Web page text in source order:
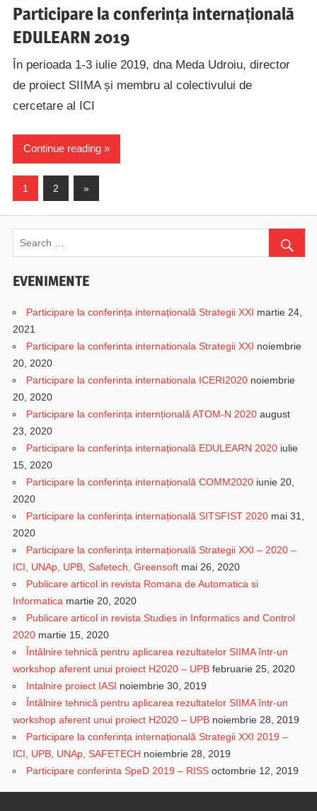
Participare la conferința internațională
EDULEARN 2019
În perioada 1-3 iulie 2019, dna Meda Udroiu, director
de proiect SIIMA și membru al colectivului de
cercetare al ICI
Continue reading
Navigare
în
articole
1 2
Next
»
EVENIMENTE
Participare la conferința internațională Strategii XXI martie 24,
2021
Participare la conferinta internationala Strategii XXI noiembrie
20, 2020
Participare la conferinta internationala ICERI2020 noiembrie
20, 2020
Participare la conferința internțională ATOM-N 2020 august
23, 2020
Participare la conferința internațională EDULEARN 2020 iulie
15, 2020
Participare la conferința internațională COMM2020 iunie 20,
2020
Participare la conferința internațională SITSFIST 2020 mai 31,
2020
Participare la conferința internațională Strategii XXI – 2020 –
ICI, UNAp, UPB, Safetech, Greensoft mai 26, 2020
Publicare articol in revista Romana de Automatica si
Informatica martie 20, 2020
Publicare articol in revista Studies in Informatics and Control
2020 martie 15, 2020
Întâlnire tehnică pentru aplicarea rezultatelor SIIMA într-un
workshop aferent unui proiect H2020 – UPB februarie 25, 2020
Intalnire proiect IASI noiembrie 30, 2019
Întâlnire tehnică pentru aplicarea rezultatelor SIIMA într-un
workshop aferent unui proiect H2020 – UPB noiembrie 28, 2019
Participare la conferința internațională Strategii XXI 2019 –
ICI, UPB, UNAp, SAFETECH noiembrie 28, 2019
Participare conferinta SpeD 2019 – RISS octombrie 12, 2019